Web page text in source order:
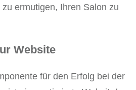
ermutigen, Ihren Salon zu
Website
für den Erfolg bei der